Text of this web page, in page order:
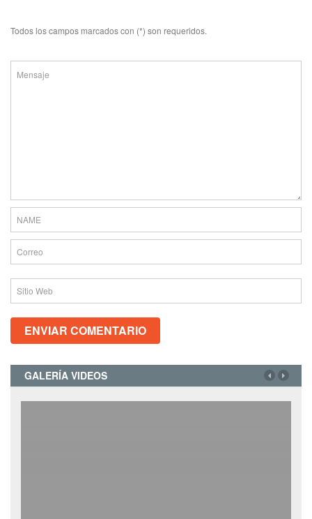
Todos los campos marcados con (*) son requeridos.
GALERÍA VIDEOS